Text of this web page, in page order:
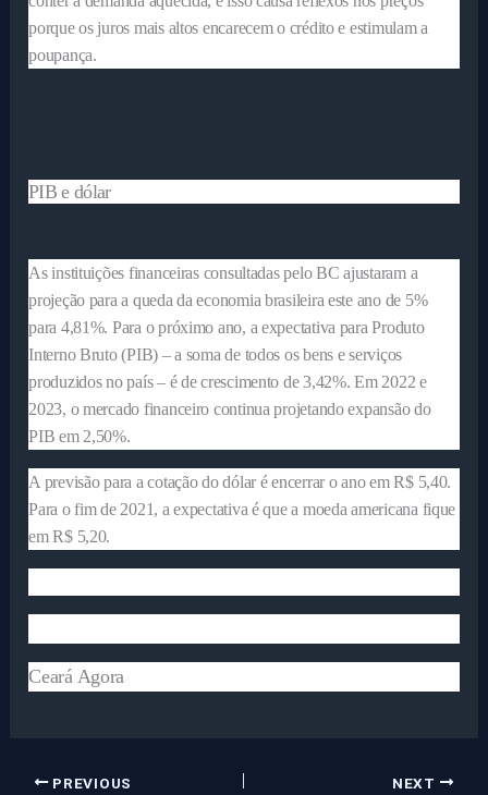
porque os juros mais altos encarecem o crédito e estimulam a
poupança.
PIB e dólar
As instituições financeiras consultadas pelo BC ajustaram a
projeção para a queda da economia brasileira este ano de 5%
para 4,81%. Para o próximo ano, a expectativa para Produto
Interno Bruto (PIB) – a soma de todos os bens e serviços
produzidos no país – é de crescimento de 3,42%. Em 2022 e
2023, o mercado financeiro continua projetando expansão do
PIB em 2,50%.
A previsão para a cotação do dólar é encerrar o ano em R$ 5,40.
Para o fim de 2021, a expectativa é que a moeda americana fique
em R$ 5,20.
Ceará Agora
PREVIOUS NEXT